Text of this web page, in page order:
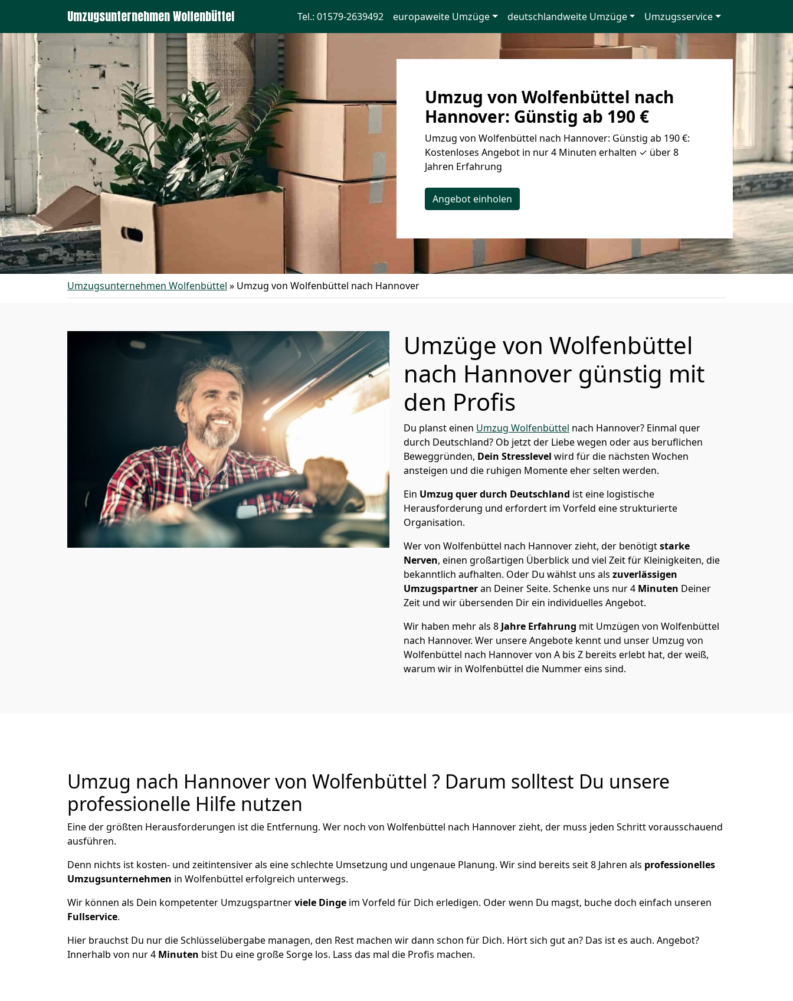
Umzugsunternehmen Wolfenbüttel Tel.: 01579-2639492 europaweite Umzüge deutschlandweite Umzüge Umzugsservice
Umzug von Wolfenbüttel nach
Hannover: Günstig ab 190 €
Umzug von Wolfenbüttel nach Hannover: Günstig ab 190 €:
Kostenloses Angebot in nur 4 Minuten erhalten ✓ über 8
Jahren Erfahrung
Angebot einholen
Umzugsunternehmen Wolfenbüttel » Umzug von Wolfenbüttel nach Hannover
Umzüge von Wolfenbüttel
nach Hannover günstig mit
den Profis
Du planst einen Umzug Wolfenbüttel nach Hannover? Einmal quer
durch Deutschland? Ob jetzt der Liebe wegen oder aus beruflichen
Beweggründen, Dein Stresslevel wird für die nächsten Wochen
ansteigen und die ruhigen Momente eher selten werden.
Ein Umzug quer durch Deutschland ist eine logistische
Herausforderung und erfordert im Vorfeld eine strukturierte
Organisation.
Wer von Wolfenbüttel nach Hannover zieht, der benötigtstarke
Nerven, einen großartigen Überblick und viel Zeit für Kleinigkeiten, die
bekanntlich aufhalten. Oder Du wählst uns als zuverlässigen
Umzugspartneran Deiner Seite. Schenke uns nur4 Minuten Deiner
Zeit und wir übersenden Dir ein individuelles Angebot.
Wir haben mehr als 8 Jahre Erfahrung mit Umzügen von Wolfenbüttel
nach Hannover. Wer unsere Angebote kennt und unser Umzug von
Wolfenbüttel nach Hannover von A bis Z bereits erlebt hat, der weiß,
warum wir in Wolfenbüttel die Nummer eins sind.
Umzug nach Hannover von Wolfenbüttel ? Darum solltest Du unsere
professionelle Hilfe nutzen
Eine der größten Herausforderungen ist die Entfernung. Wer noch von Wolfenbüttel nach Hannover zieht, der muss jeden Schritt vorausschauend
ausführen.
Denn nichts ist kosten- und zeitintensiver als eine schlechte Umsetzung und ungenaue Planung. Wir sind bereits seit 8 Jahren als professionelles
Umzugsunternehmen in Wolfenbüttel erfolgreich unterwegs.
Wir können als Dein kompetenter Umzugspartnerviele Dinge im Vorfeld für Dich erledigen. Oder wenn Du magst, buche doch einfach unseren
Fullservice.
Hier brauchst Du nur die Schlüsselübergabe managen, den Rest machen wir dann schon für Dich. Hört sich gut an? Das ist es auch. Angebot?
Innerhalb von nur 4 Minuten bist Du eine große Sorge los. Lass das mal die Profis machen.